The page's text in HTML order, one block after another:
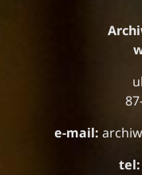
e-mail:
tel: